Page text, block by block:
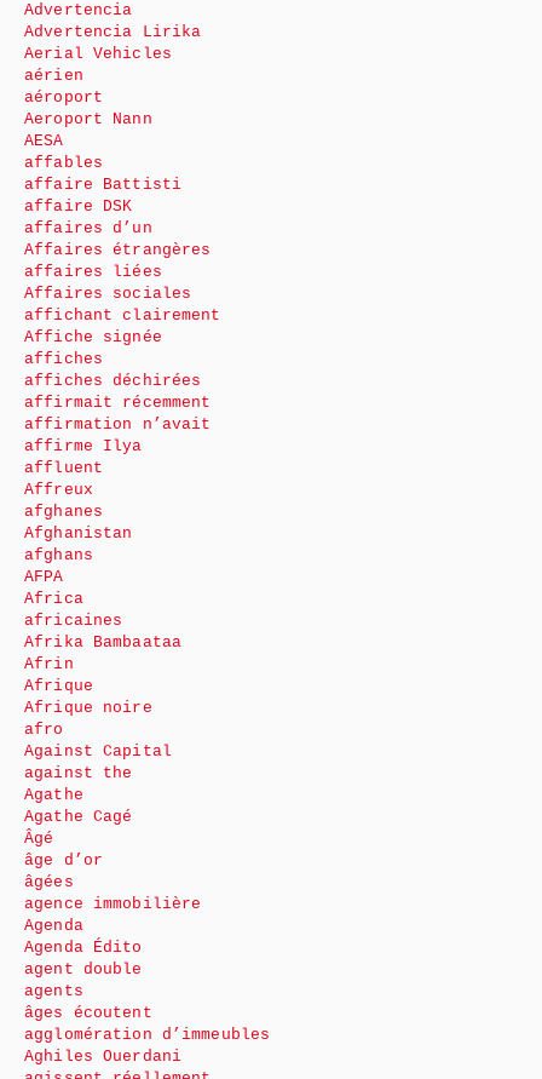
Advertencia
Advertencia Lirika
Aerial Vehicles
aérien
aéroport
Aeroport Nann
AESA
affables
affaire Battisti
affaire DSK
affaires d’un
Affaires étrangères
affaires liées
Affaires sociales
affichant clairement
Affiche signée
affiches
affiches déchirées
affirmait récemment
affirmation n’avait
affirme Ilya
affluent
Affreux
afghanes
Afghanistan
afghans
AFPA
Africa
africaines
Afrika Bambaataa
Afrin
Afrique
Afrique noire
afro
Against Capital
against the
Agathe
Agathe Cagé
Âgé
âge d’or
âgées
agence immobilière
Agenda
Agenda Édito
agent double
agents
âges écoutent
agglomération d’immeubles
Aghiles Ouerdani